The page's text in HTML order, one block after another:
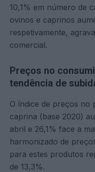
10,1% em número de
ovinos e caprinos
respetivamente,
comercial.
Preços no
tendência de
O índice de preços no
caprina (base 2020)
abril e 26,1% face a
harmonizado de
para estes produtos
de 13,3%.